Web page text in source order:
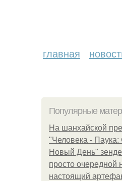
главная
Популярные
На шанхайской
"Человека -
Новый День"
просто очередной
настоящий